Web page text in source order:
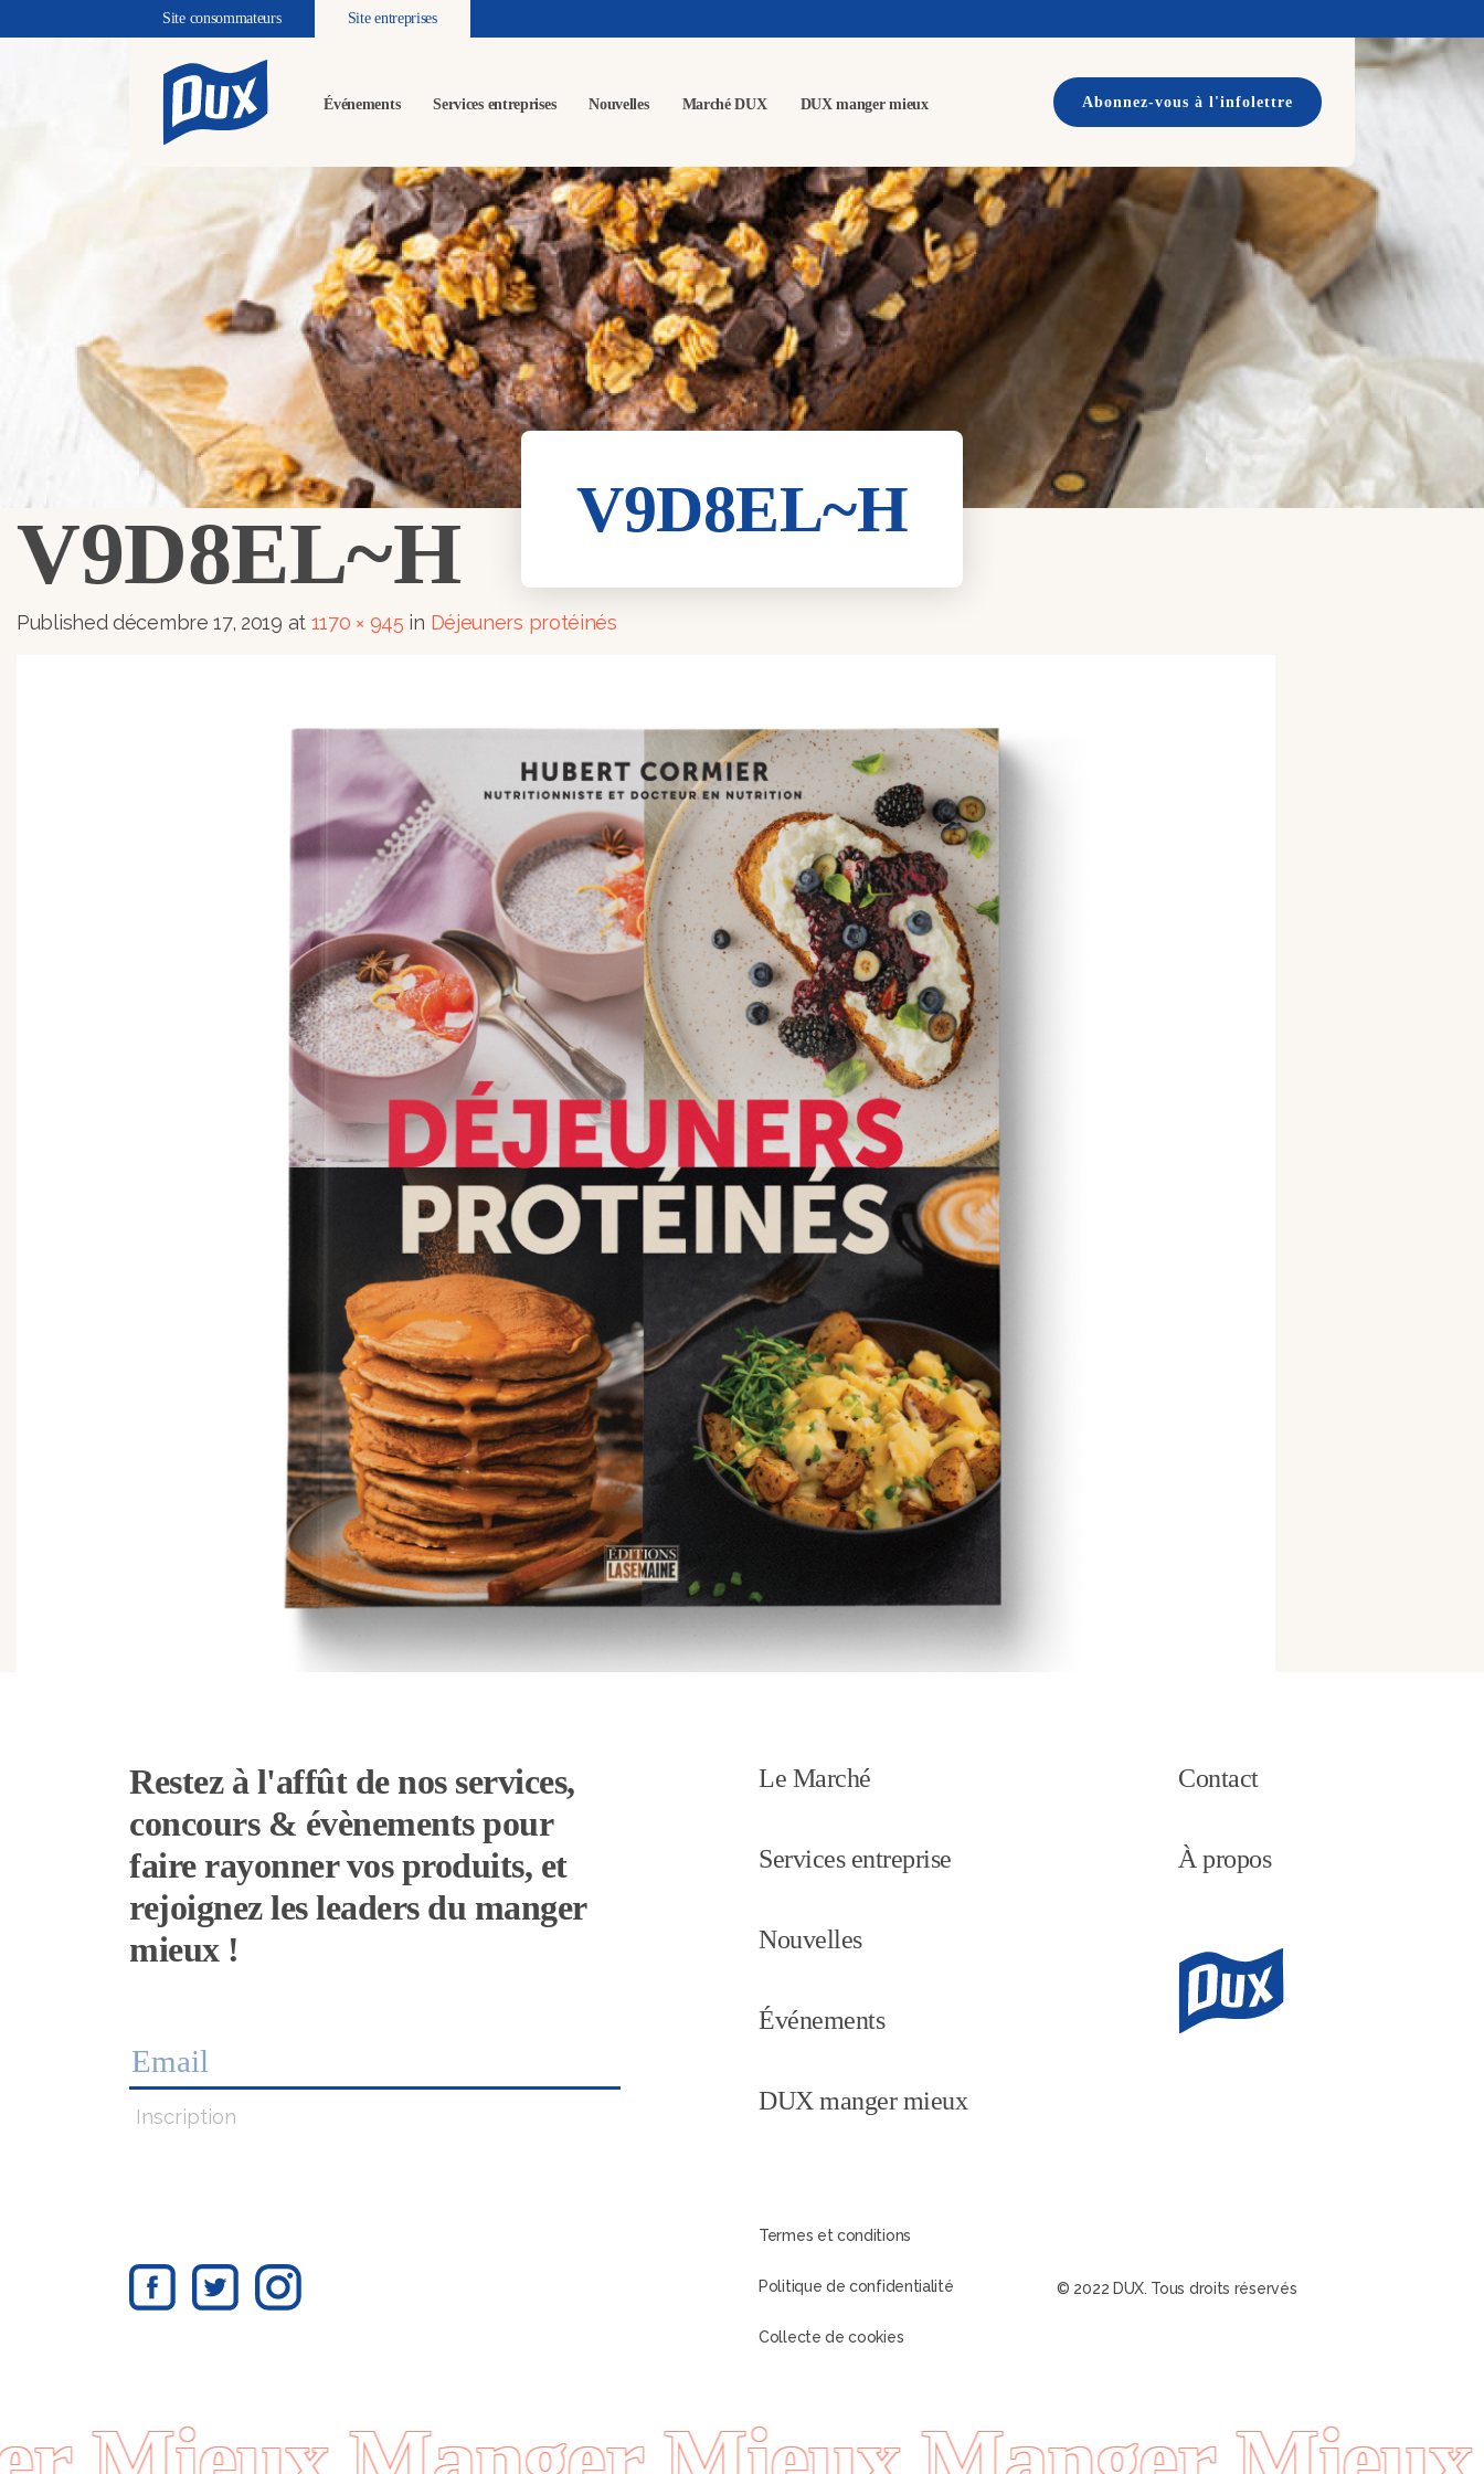
Site consommateurs Site entreprises
Événements Services entreprises Nouvelles Marché DUX DUX manger mieux Abonnez-vous à l'infolettre
V9D8EL~H
V9D8EL~H
Publisheddécembre 17, 2019 at 1170 × 945 in Déjeuners protéinés
Restez à l'affût de nos services,
concours & évènements pour
faire rayonner vos produits, et
rejoignez les leaders du manger
mieux !
Inscription
Le Marché
Services entreprise
Nouvelles
Événements
DUX manger mieux
Contact
À propos
Termes et conditions
Politique de confidentialité
Collecte de cookies
© 2022 DUX. Tous droits réservés